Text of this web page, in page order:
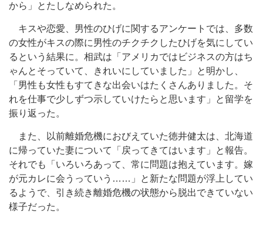
から」とたしなめられた。
キスや恋愛、男性のひげに関するアンケートでは、多数
の女性がキスの際に男性のチクチクしたひげを気にしてい
るという結果に。相武は「アメリカではビジネスの方はち
ゃんとそっていて、きれいにしていました」と明かし、
「男性も女性もすてきな出会いはたくさんありました。そ
れを仕事で少しずつ示していけたらと思います」と留学を
振り返った。
また、以前離婚危機におびえていた徳井健太は、北海道
に帰っていた妻について「戻ってきてはいます」と報告。
それでも「いろいろあって、常に問題は抱えています。嫁
が元カレに会うっていう……」と新たな問題が浮上してい
るようで、引き続き離婚危機の状態から脱出できていない
様子だった。